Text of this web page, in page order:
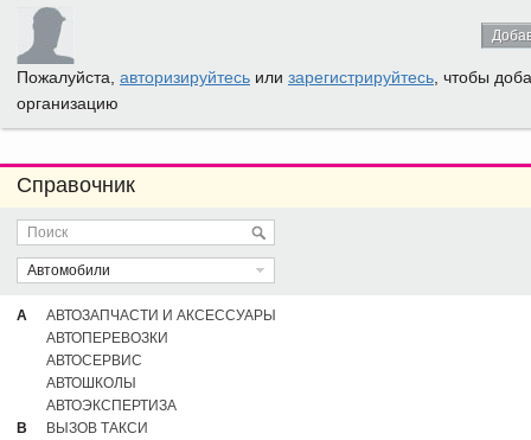
Пожалуйста, авторизируйтесь или зарегистрируйтесь , чтобы
организацию
Справочник
Автомобили
А
АВТОЗАПЧАСТИ И АКСЕССУАРЫ
АВТОПЕРЕВОЗКИ
АВТОСЕРВИС
АВТОШКОЛЫ
АВТОЭКСПЕРТИЗА
В
ВЫЗОВ ТАКСИ